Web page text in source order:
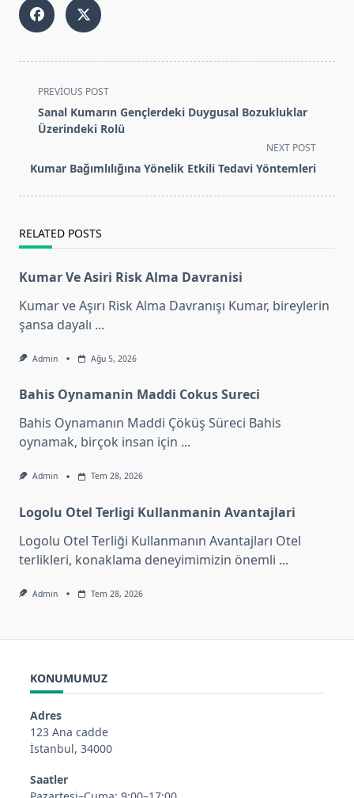
<span
class="nav-
subtitle
reader-
PREVIOUS POST
Sanal Kumarın Gençlerdeki Duygusal Bozukluklar
Üzerindeki Rolü
NEXT POST
Kumar Bağımlılığına Yönelik Etkili Tedavi Yöntemleri
RELATED POSTS
Kumar Ve Asiri Risk Alma Davranisi
Kumar ve Aşırı Risk Alma Davranışı Kumar, bireylerin
şansa dayalı ...
Admin Ağu 5, 2026
Bahis Oynamanin Maddi Cokus Sureci
Bahis Oynamanın Maddi Çöküş Süreci Bahis
oynamak, birçok insan için ...
Admin Tem 28, 2026
Logolu Otel Terligi Kullanmanin Avantajlari
Logolu Otel Terliği Kullanmanın Avantajları Otel
terlikleri, konaklama deneyimimizin önemli ...
Admin Tem 28, 2026
KONUMUMUZ
Adres
123 Ana cadde
İstanbul, 34000
Saatler